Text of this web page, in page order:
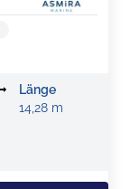
Länge
14,28 m